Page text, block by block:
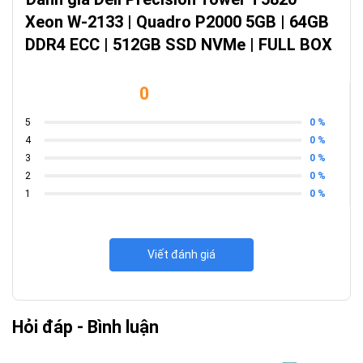
dụng kỹ thuật cao cấp, Dell Precision Tower T5820 chính là lựa
chọn không thể bỏ qua. Với cấu hình phần cứng tối ưu, đi kèm
trạng thái LikeNew Full Box, đây không chỉ là một chiếc PC mà
Xeon W-2133 | Quadro P2000 5GB | 64GB
DDR4 ECC | 512GB SSD NVMe | FULL BOX
0
5
0 %
4
0 %
3
0 %
2
0 %
1
0 %
Viết đánh giá
Hỏi đáp - Bình luận